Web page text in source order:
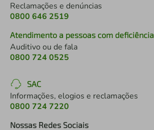
Reclamações e denúncias
0800 646 2519
Atendimento a pessoas com deficiência
Auditivo ou de fala
0800 724 0525
SAC
Informações, elogios e reclamações
0800 724 7220
Nossas Redes Sociais